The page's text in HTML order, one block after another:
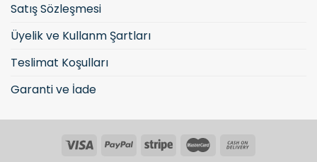
Satış Sözleşmesi
Üyelik ve Kullanm Şartları
Teslimat Koşulları
Garanti ve İade